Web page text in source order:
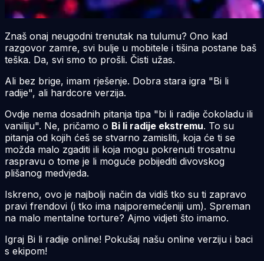
Znaš onaj neugodni trenutak na tulumu? Ono kad
razgovor zamre, svi bulje u mobitele i tišina postane baš
teška. Da, svi smo to prošli. Čisti užas.
Ali bez brige, imam rješenje. Dobra stara igra "Bi li
radije", ali hardcore verzija.
Ovdje nema dosadnih pitanja tipa "bi li radije čokoladu ili
vaniliju". Ne, pričamo o Bi li radije ekstremu. To su
pitanja od kojih ćeš se stvarno zamisliti, koja će ti se
možda malo zgaditi ili koja mogu pokrenuti trosatnu
raspravu o tome je li moguće pobijediti divovskog
plišanog medvjeda.
Iskreno, ovo je najbolji način da vidiš tko su ti zapravo
pravi frendovi (i tko ima najporemećeniji um). Spreman
na malo mentalne torture? Ajmo vidjeti što imamo.
Igraj Bi li radije online! Pokušaj našu online verziju i baci
s ekipom!